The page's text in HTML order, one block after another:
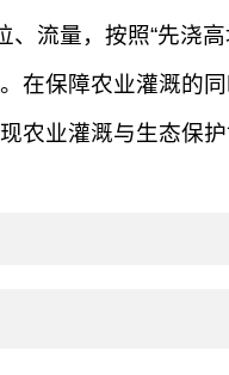
流量，按照“先浇
在保障农业灌溉的
农业灌溉与生态保护